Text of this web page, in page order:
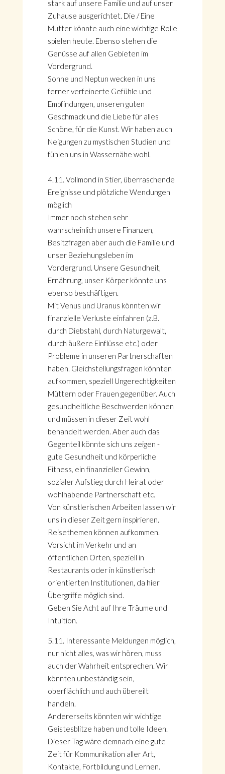
stark auf unsere Familie und auf unser
Zuhause ausgerichtet. Die / Eine
Mutter könnte auch eine wichtige Rolle
spielen heute. Ebenso stehen die
Genüsse auf allen Gebieten im
Vordergrund.
Sonne und Neptun wecken in uns
ferner verfeinerte Gefühle und
Empfindungen, unseren guten
Geschmack und die Liebe für alles
Schöne, für die Kunst. Wir haben auch
Neigungen zu mystischen Studien und
fühlen uns in Wassernähe wohl.
4.11. Vollmond in Stier, überraschende
Ereignisse und plötzliche Wendungen
möglich
Immer noch stehen sehr
wahrscheinlich unsere Finanzen,
Besitzfragen aber auch die Familie und
unser Beziehungsleben im
Vordergrund. Unsere Gesundheit,
Ernährung, unser Körper könnte uns
ebenso beschäftigen.
Mit Venus und Uranus könnten wir
finanzielle Verluste einfahren (z.B.
durch Diebstahl, durch Naturgewalt,
durch äußere Einflüsse etc.) oder
Probleme in unseren Partnerschaften
haben. Gleichstellungsfragen könnten
aufkommen, speziell Ungerechtigkeiten
Müttern oder Frauen gegenüber. Auch
gesundheitliche Beschwerden können
und müssen in dieser Zeit wohl
behandelt werden. Aber auch das
Gegenteil könnte sich uns zeigen -
gute Gesundheit und körperliche
Fitness, ein finanzieller Gewinn,
sozialer Aufstieg durch Heirat oder
wohlhabende Partnerschaft etc.
Von künstlerischen Arbeiten lassen wir
uns in dieser Zeit gern inspirieren.
Reisethemen können aufkommen.
Vorsicht im Verkehr und an
öffentlichen Orten, speziell in
Restaurants oder in künstlerisch
orientierten Institutionen, da hier
Übergriffe möglich sind.
Geben Sie Acht auf Ihre Träume und
Intuition.
5.11. Interessante Meldungen möglich,
nur nicht alles, was wir hören, muss
auch der Wahrheit entsprechen. Wir
könnten unbeständig sein,
oberflächlich und auch übereilt
handeln.
Andererseits könnten wir wichtige
Geistesblitze haben und tolle Ideen.
Dieser Tag wäre demnach eine gute
Zeit für Kommunikation aller Art,
Kontakte, Fortbildung und Lernen.